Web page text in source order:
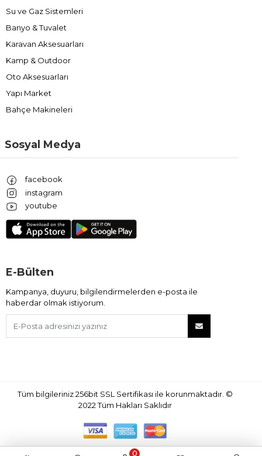
Su ve Gaz Sistemleri
Banyo & Tuvalet
Karavan Aksesuarları
Kamp & Outdoor
Oto Aksesuarları
Yapı Market
Bahçe Makineleri
Sosyal Medya
facebook
instagram
youtube
E-Bülten
Kampanya, duyuru, bilgilendirmelerden e-posta ile
haberdar olmak istiyorum.
Tüm bilgileriniz 256bit SSL Sertifikası ile korunmaktadır. ©
2022Tüm Hakları Saklıdır
0